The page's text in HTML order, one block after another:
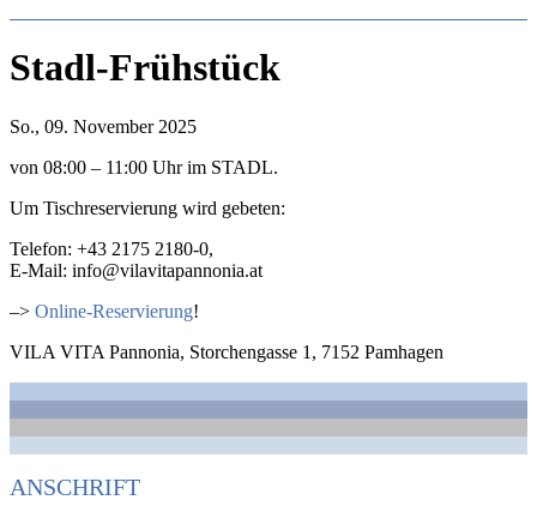
Stadl-Frühstück
So., 09. November 2025
von 08:00 – 11:00 Uhr im STADL.
Um Tischreservierung wird gebeten:
Telefon: +43 2175 2180-0,
E-Mail: info@vilavitapannonia.at
–> Online-Reservierung!
VILA VITA Pannonia, Storchengasse 1, 7152 Pamhagen
ANSCHRIFT